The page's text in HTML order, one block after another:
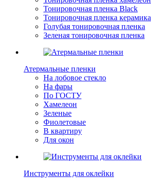
Тонировочная пленка Black
Тонировочная пленка керамика
Голубая тонировочная пленка
Зеленая тонировочная пленка
Атермальные пленки
На лобовое стекло
На фары
По ГОСТУ
Хамелеон
Зеленые
Фиолетовые
В квартиру
Для окон
Инструменты для оклейки